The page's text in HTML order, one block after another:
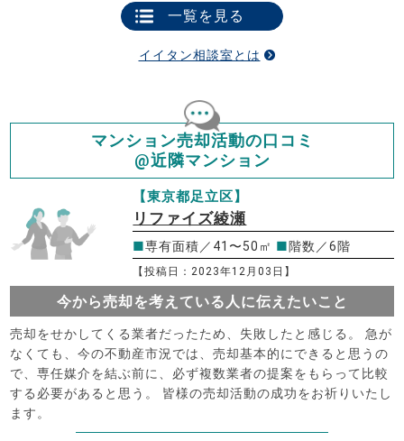
一覧を見る
イイタン相談室とは
マンション売却活動の口コミ
@近隣マンション
【東京都足立区】
リファイズ綾瀬
■専有面積／41〜50㎡ ■階数／6階
【投稿日：2023年12月03日】
今から売却を考えている人に伝えたいこと
売却をせかしてくる業者だったため、失敗したと感じる。 急が
なくても、今の不動産市況では、売却基本的にできると思うの
で、専任媒介を結ぶ前に、必ず複数業者の提案をもらって比較
する必要があると思う。 皆様の売却活動の成功をお祈りいたし
ます。